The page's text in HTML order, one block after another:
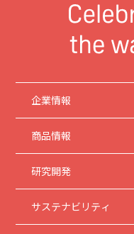
企業情報
商品情報
研究開発
サステナビリティ